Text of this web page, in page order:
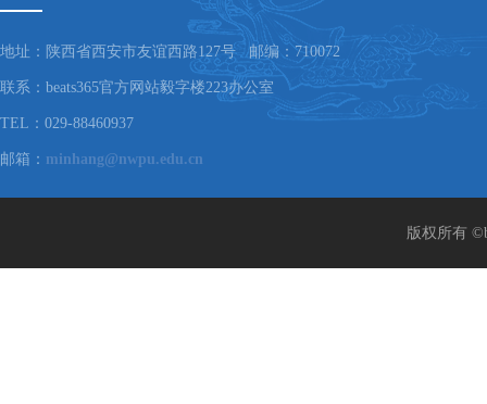
地址：陕西省西安市友谊西路127号 邮编：710072
联系：beats365官方网站毅字楼223办公室
TEL：029-88460937
邮箱： minhang@nwpu.edu.cn
版权所有